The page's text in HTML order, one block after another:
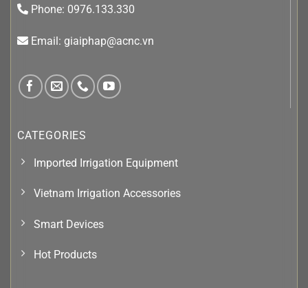
Phone: 0976.133.330
Email: giaiphap@acnc.vn
CATEGORIES
Imported Irrigation Equipment
Vietnam Irrigation Accessories
Smart Devices
Hot Products